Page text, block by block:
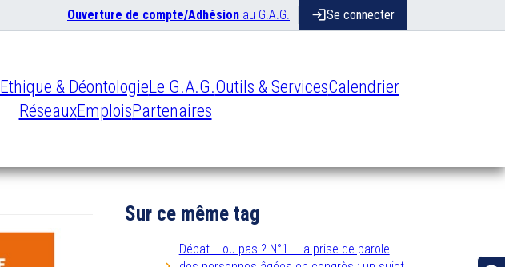
Ouverture de compte/Adhésion au G.A.G. loginSe connecter
Ethique & DéontologieLe G.A.G.Outils & ServicesCalendrier
RéseauxEmploisPartenaires
Sur ce même tag
Débat... ou pas ? N°1 - La prise de parole